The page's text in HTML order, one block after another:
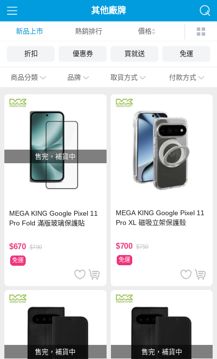
其他廠牌
新品上市 熱銷排行 價格
折扣 優惠券 買就送 免運
商品分類 品牌 取貨方式 付款方式
售完，補貨中
MEGA KING Google Pixel 11
Pro Fold 滿版玻璃保護貼
$670 $790
免運
MEGA KING Google Pixel 11
Pro XL 磁吸立架保護殼
$700 $750
免運
售完，補貨中 售完，補貨中